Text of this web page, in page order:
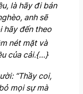
là hãy đi bán
anh sẽ
hãy đến theo
nét mặt và
của cải.{…}
“Thầy coi,
mọi sự mà